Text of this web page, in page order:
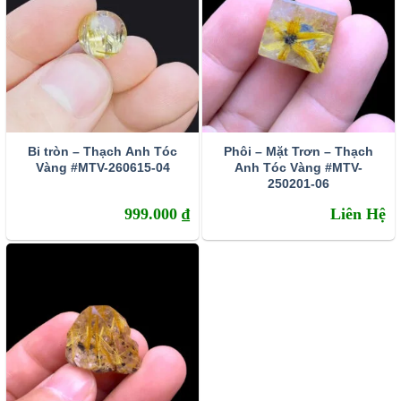
mẽ, có khả năng trấn tĩnh, điều hòa tinh thần và lấy lại sự
tự tin cho chủ nhân. Trong những trường hợp còn do dự
hay thiếu quyết đoán về một vấn đề gì đó. Hãy đeo vòng
tay thạch anh tóc vàng hoặc để gần thái dương. Kết hợp
Bi tròn – Thạch Anh Tóc
Vàng #MTV-260615-04
999.000 ₫
Phôi – Mặt Trơn – Thạch
Anh Tóc Vàng #MTV-
250201-06
Liên Hệ